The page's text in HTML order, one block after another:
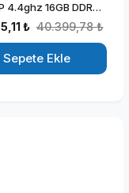
4.4ghz 16GB DDR5
SSD Intel UHD
Mini Bilgisayar
₺ 40.399,78 ₺
Sepete Ekle